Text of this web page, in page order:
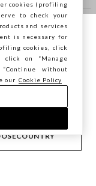
- Εταιρικό
θέλετε
cookies (profiling
to check your
and services
is necessary for
cookies, click
on “Manage
without
our Cookie Policy